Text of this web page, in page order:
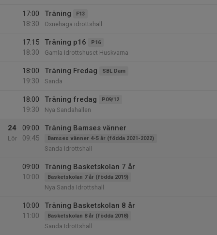
17:00
18:30
Träning F13
Öxnehaga idrottshall
17:15
18:30
Träning p16 P16
Gamla Idrottshuset Huskvarna
18:00
19:30
Träning Fredag SBL Dam
Sanda
18:00
19:30
Träning fredag P09/12
Nya Sandahallen
24
Lör
09:00
09:45
Träning Bamses vänner
Bamses vänner 4-5 år (födda 2021-2022)
Sanda Idrottshall
09:00
10:00
Träning Basketskolan 7 år
Basketskolan 7 år (födda 2019)
Nya Sanda Idrottshall
10:00
11:00
Träning Basketskolan 8 år
Basketskolan 8 år (födda 2018)
Sanda Idrottshall